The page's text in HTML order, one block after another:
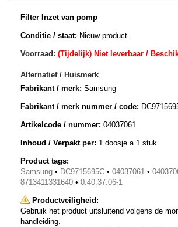
Filter Inzet van pomp
Conditie / staat: Nieuw product
Voorraad: (Tijdelijk) Niet leverbaar /
Alternatief / Huismerk
Fabrikant / merk: Samsung
Fabrikant / merk nummer / code:
Artikelcode / nummer: 04037061
Inhoud / Verpakt per: 1 doosje a 1 stuk
Product tags:
Samsung • DC9715695C • 04037061 •
8713411331640 • 0.40.37.06-1
Productveiligheid:
Gebruik het product uitsluitend volgens de
handleiding.